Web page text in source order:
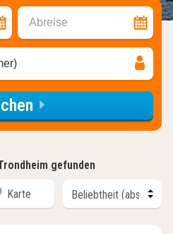
Abreise
gefunden
Karte